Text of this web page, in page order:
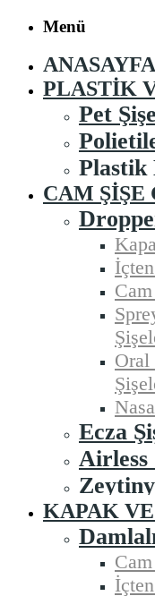
Menü
ANASAYFA
PLASTIK
Pet
Plastik
CAM ŞIŞE
Oral
Ecza
Airless
KAPAK